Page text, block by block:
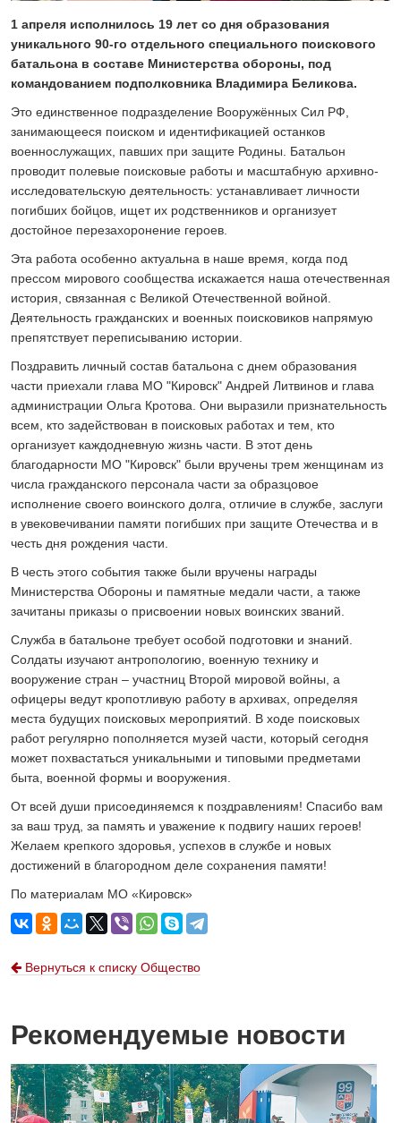
ОБЩЕСТВО
Скоро в школу!
24 ИЮЛЯ 2026
ОБЩЕСТВО
Спрашивали? Отвечаем!
04 АВГУСТА 2026
1 апреля исполнилось 19 лет со дня образования
уникального 90-го отдельного специального поискового
батальона в составе Министерства обороны, под
командованием подполковника Владимира Беликова.
Это единственное подразделение Вооружённых Сил РФ,
занимающееся поиском и идентификацией останков
военнослужащих, павших при защите Родины. Батальон
проводит полевые поисковые работы и масштабную архивно-
исследовательскую деятельность: устанавливает личности
погибших бойцов, ищет их родственников и организует
достойное перезахоронение героев.
Эта работа особенно актуальна в наше время, когда под
прессом мирового сообщества искажается наша отечественная
история, связанная с Великой Отечественной войной.
Деятельность гражданских и военных поисковиков напрямую
препятствует переписыванию истории.
Поздравить личный состав батальона с днем образования
части приехали глава МО "Кировск" Андрей Литвинов и глава
администрации Ольга Кротова. Они выразили признательность
всем, кто задействован в поисковых работах и тем, кто
организует каждодневную жизнь части. В этот день
благодарности МО "Кировск" были вручены трем женщинам из
числа гражданского персонала части за образцовое
исполнение своего воинского долга, отличие в службе, заслуги
в увековечивании памяти погибших при защите Отечества и в
честь дня рождения части.
В честь этого события также были вручены награды
Министерства Обороны и памятные медали части, а также
зачитаны приказы о присвоении новых воинских званий.
Служба в батальоне требует особой подготовки и знаний.
Солдаты изучают антропологию, военную технику и
вооружение стран – участниц Второй мировой войны, а
офицеры ведут кропотливую работу в архивах, определяя
места будущих поисковых мероприятий. В ходе поисковых
работ регулярно пополняется музей части, который сегодня
может похвастаться уникальными и типовыми предметами
быта, военной формы и вооружения.
От всей души присоединяемся к поздравлениям! Спасибо вам
за ваш труд, за память и уважение к подвигу наших героев!
Желаем крепкого здоровья, успехов в службе и новых
достижений в благородном деле сохранения памяти!
По материалам МО «Кировск»
Вернуться к списку Общество
Рекомендуемые новости